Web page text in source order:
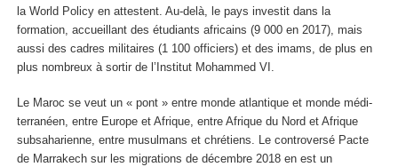
la World Policy en attestent. Au-delà, le pays investit dans la
formation, accueillant des étudiants africains (9 000 en 2017), mais
aussi des cadres militaires (1 100 officiers) et des imams, de plus en
plus nombreux à sortir de l’Institut Mohammed VI.
Le Maroc se veut un « pont » entre monde atlantique et monde médi-
terranéen, entre Europe et Afrique, entre Afrique du Nord et Afrique
subsaharienne, entre musulmans et chrétiens. Le controversé Pacte
de Marrakech sur les migrations de décembre 2018 en est un